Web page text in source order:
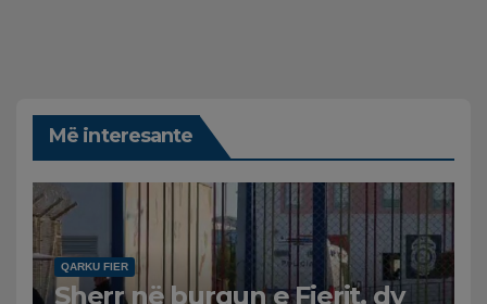
Më interesante
QARKU FIER
Sherr në burgun e Fierit, dy